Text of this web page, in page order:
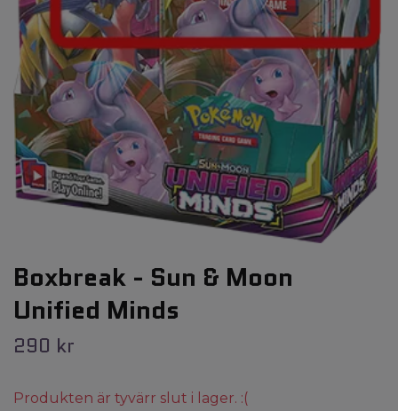
Boxbreak - Sun & Moon
Unified Minds
290 kr
Produkten är tyvärr slut i lager. :(